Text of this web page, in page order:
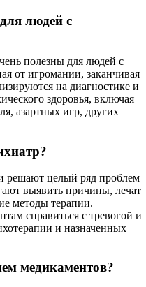
людей с
полезны для людей с
от игромании, заканчивая
на диагностике и
здоровья, включая
азартных игр, других
решают целый ряд проблем
выявить причины, лечат
методы терапии.
справиться с тревогой и
и назначенных
медикаментов?